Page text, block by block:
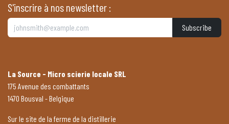
S'inscrire à nos newsletter :
Subscribe
La Source - Micro scierie locale SRL
175 Avenue des combattants
1470 Bousval - Belgique
Sur le site de la ferme de la distillerie